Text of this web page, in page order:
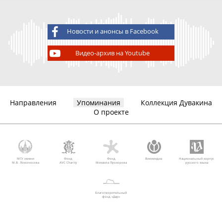
Новости и анонсы в Facebook
Видео-архив на Youtube
Направления Упоминания
Коллекция Дувакина
О проекте
МГУ имени
М.В. Ломоносова
Фонд
AVC Charity
Фонд
Михаила Прохорова
Викимедиа
Национальный корпус
русского языка
Благотворительный
фонд «Дар»